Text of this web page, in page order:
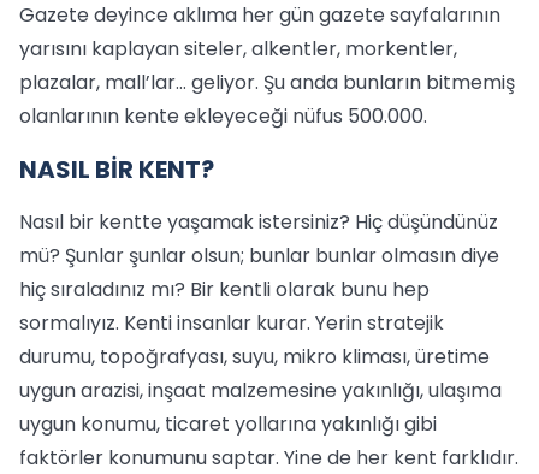
Gazete deyince aklıma her gün gazete sayfalarının
yarısını kaplayan siteler, alkentler, morkentler,
plazalar, mall’lar… geliyor. Şu anda bunların bitmemiş
olanlarının kente ekleyeceği nüfus 500.000.
NASIL BİR KENT?
Nasıl bir kentte yaşamak istersiniz? Hiç düşündünüz
mü? Şunlar şunlar olsun; bunlar bunlar olmasın diye
hiç sıraladınız mı? Bir kentli olarak bunu hep
sormalıyız. Kenti insanlar kurar. Yerin stratejik
durumu, topoğrafyası, suyu, mikro kliması, üretime
uygun arazisi, inşaat malzemesine yakınlığı, ulaşıma
uygun konumu, ticaret yollarına yakınlığı gibi
faktörler konumunu saptar. Yine de her kent farklıdır.